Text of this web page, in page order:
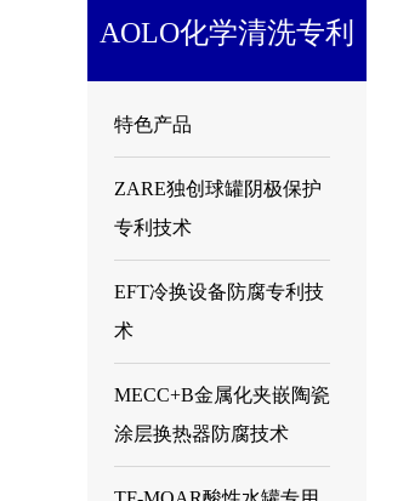
AOLO化学清洗专利
特色产品
ZARE独创球罐阴极保护
专利技术
EFT冷换设备防腐专利技
术
MECC+B金属化夹嵌陶瓷
涂层换热器防腐技术